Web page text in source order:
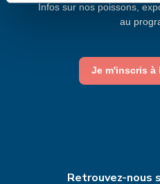
Infos sur nos poissons,
au
Je m'inscris à
Retrouvez-nous